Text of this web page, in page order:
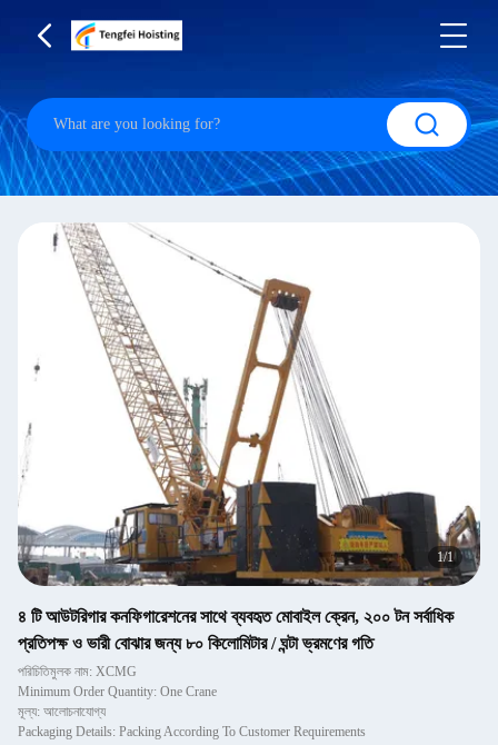
1/1
৪ টি আউটরিগার কনফিগারেশনের সাথে ব্যবহৃত মোবাইল ক্রেন, ২০০ টন সর্বাধিক
প্রতিপক্ষ ও ভারী বোঝার জন্য ৮০ কিলোমিটার / ঘন্টা ভ্রমণের গতি
পরিচিতিমুলক নাম: XCMG
Minimum Order Quantity: One Crane
মূল্য: আলোচনাযোগ্য
Packaging Details: Packing According To Customer Requirements